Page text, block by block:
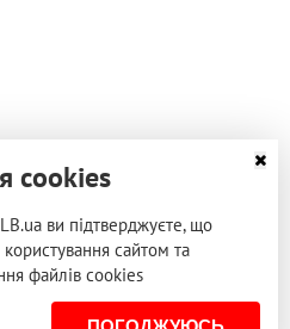
cookies
ви підтверджуєте, що
сайтом та
файлів cookies